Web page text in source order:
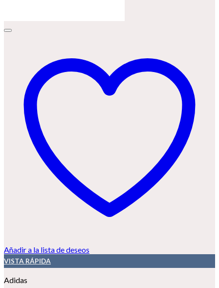
Añadir a la lista de deseos
VISTA RÁPIDA
Adidas